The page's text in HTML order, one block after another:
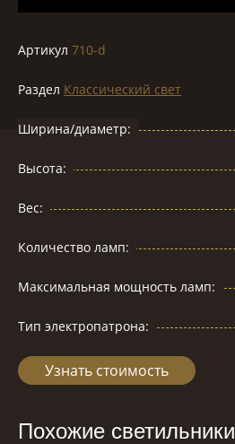
Артикул 710-d
Раздел Классический свет
Ширина/диаметр:
Высота:
Вес:
Количество ламп:
Максимальная мощность ламп:
Тип электропатрона:
Узнать стоимость
Похожие светильники